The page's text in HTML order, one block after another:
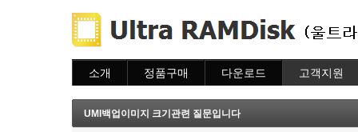
소개 정품구매
주문조회
이용안내
다운로드 고객지원
질문하기
UMI백업이미지 크기관련 질문입니다